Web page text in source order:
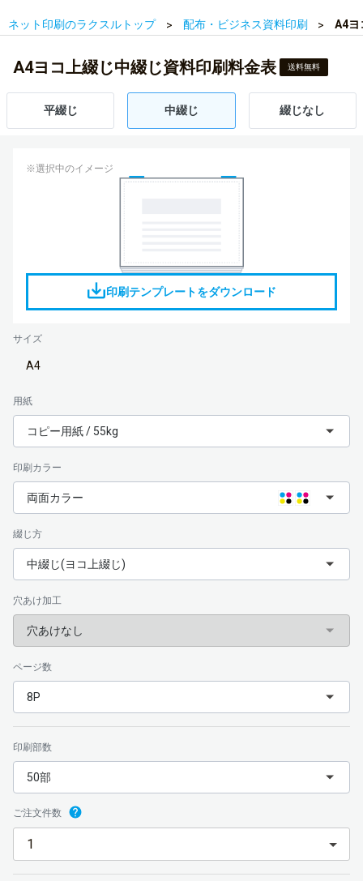
ネット印刷のラクスルトップ 配布・ビジネス資料印刷 A4ヨ
A4ヨコ上綴じ中綴じ資料印刷料金表 送料無料
平綴じ 中綴じ 綴じなし
※選択中のイメージ
印刷テンプレートをダウンロード
サイズ
A4
用紙
コピー用紙 / 55kg
印刷カラー
両面カラー
綴じ方
中綴じ(ヨコ上綴じ)
穴あけ加工
穴あけなし
ページ数
8P
印刷部数
50部
ご注文件数